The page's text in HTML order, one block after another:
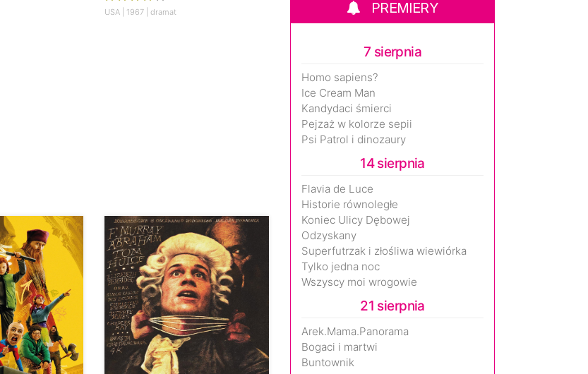
USA | 1967 | dramat PREMIERY
7 sierpnia
Homo sapiens?
Ice Cream Man
Kandydaci śmierci
Pejzaż w kolorze sepii
Psi Patrol i dinozaury
14 sierpnia
Flavia de Luce
Historie równoległe
Koniec Ulicy Dębowej
Odzyskany
Superfutrzak i złośliwa wiewiórka
Tylko jedna noc
Wszyscy moi wrogowie
21 sierpnia
Arek.Mama.Panorama
Bogaci i martwi
Buntownik